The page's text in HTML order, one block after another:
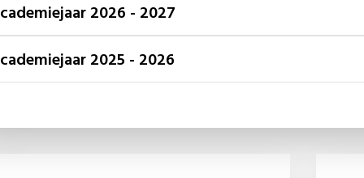
Academiejaar 2026 - 2027
Academiejaar 2025 - 2026